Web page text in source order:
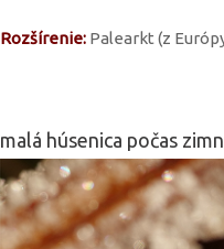
Rozšírenie: Palearkt (z
malá húsenica počas